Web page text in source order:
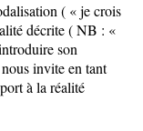
( « je crois
décrite ( NB : «
son
invite en tant
à la réalité